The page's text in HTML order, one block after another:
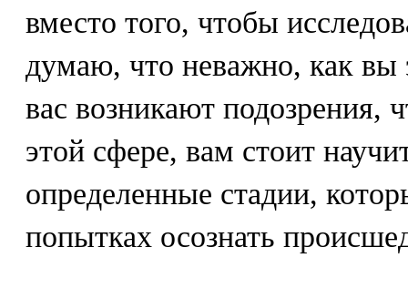
вместо того, чтобы
думаю, что неважно, как вы
вас возникают подозрения,
этой сфере, вам стоит
определенные стадии,
попытках осознать